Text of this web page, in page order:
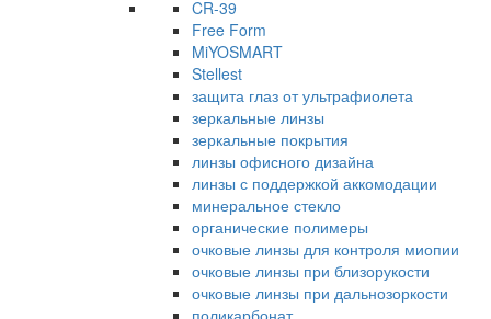
CR-39
Free Form
MiYOSMART
Stellest
защита глаз от ультрафиолета
зеркальные линзы
зеркальные покрытия
линзы офисного дизайна
линзы с поддержкой аккомодации
минеральное стекло
органические полимеры
очковые линзы для контроля миопии
очковые линзы при близорукости
очковые линзы при дальнозоркости